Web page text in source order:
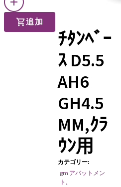
追加
ﾁﾀﾝﾍﾞｰ
ｽ D5.5
AH6
GH4.5
MM,ｸﾗ
ｳﾝ用
カテゴリー:
gm アバットメン
ト ,